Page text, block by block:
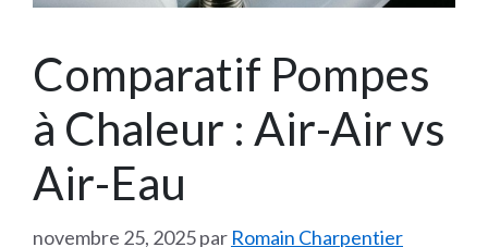
Comparatif Pompes
à Chaleur : Air-Air vs
Air-Eau
novembre 25, 2025par Romain Charpentier